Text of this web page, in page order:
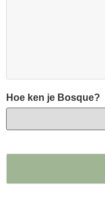
Hoe ken je Bosque?